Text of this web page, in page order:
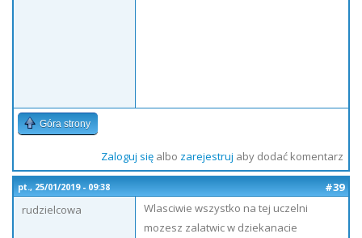
Góra strony
Zaloguj sięalbo zarejestruj aby dodać komentarz
pt., 25/01/2019 - 09:38
#39
rudzielcowa
Wlasciwie wszystko na tej uczelni
mozesz zalatwic w dziekanacie